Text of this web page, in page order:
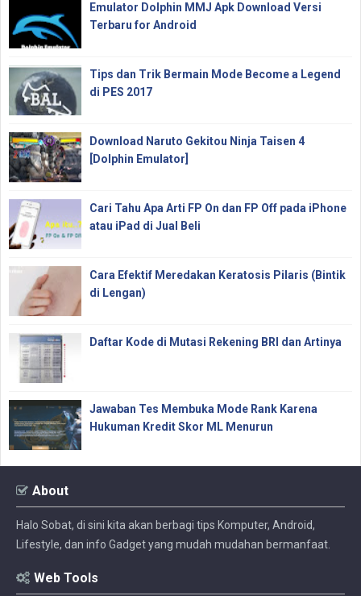
Emulator Dolphin MMJ Apk Download Versi
Terbaru for Android
Tips dan Trik Bermain Mode Become a Legend
di PES 2017
Download Naruto Gekitou Ninja Taisen 4
[Dolphin Emulator]
Cari Tahu Apa Arti FP On dan FP Off pada iPhone
atau iPad di Jual Beli
Cara Efektif Meredakan Keratosis Pilaris (Bintik
di Lengan)
Daftar Kode di Mutasi Rekening BRI dan Artinya
Jawaban Tes Membuka Mode Rank Karena
Hukuman Kredit Skor ML Menurun
About
Halo Sobat, di sini kita akan berbagi tips Komputer, Android,
Lifestyle, dan info Gadget yang mudah mudahan bermanfaat.
Web Tools